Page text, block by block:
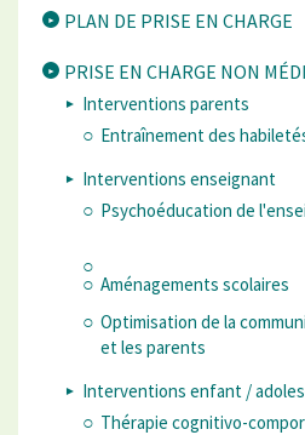
PLAN DE PRISE EN CHARGE
PRISE EN CHARGE NON
Interventions parents
Entraînement des
Interventions enseignant
Psychoéducation de
Aménagements scolaires
Optimisation de la
et les parents
Interventions enfant /
Thérapie cognitivo-